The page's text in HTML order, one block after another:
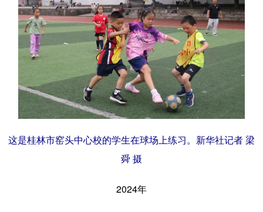
这是桂林市窑头中心校的学生在球场上练习。新华社记者 梁
舜 摄
2024年